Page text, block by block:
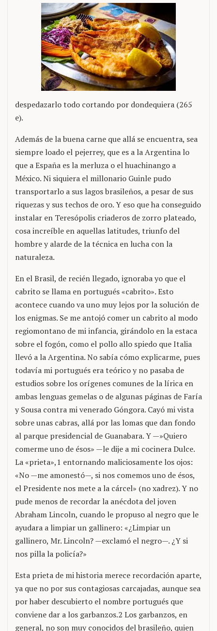
despedazarlo todo cortando por dondequiera (265
e).
Además de la buena carne que allá se encuentra, sea
siempre loado el pejerrey, que es a la Argentina lo
que a España es la merluza o el huachinango a
México. Ni siquiera el millonario Guinle pudo
transportarlo a sus lagos brasileños, a pesar de sus
riquezas y sus techos de oro. Y eso que ha conseguido
instalar en Teresópolis criaderos de zorro plateado,
cosa increíble en aquellas latitudes, triunfo del
hombre y alarde de la técnica en lucha con la
naturaleza.
En el Brasil, de recién llegado, ignoraba yo que el
cabrito se llama en portugués «cabrito». Esto
acontece cuando va uno muy lejos por la solución de
los enigmas. Se me antojó comer un cabrito al modo
regiomontano de mi infancia, girándolo en la estaca
sobre el fogón, como el pollo allo spiedo que Italia
llevó a la Argentina. No sabía cómo explicarme, pues
todavía mi portugués era teórico y no pasaba de
estudios sobre los orígenes comunes de la lírica en
ambas lenguas gemelas o de algunas páginas de Faría
y Sousa contra mi venerado Góngora. Cayó mi vista
sobre unas cabras, allá por las lomas que dan fondo
al parque presidencial de Guanabara. Y —»Quiero
comerme uno de ésos» —le dije a mi cocinera Dulce.
La «prieta»,1 entornando maliciosamente los ojos:
«No —me amonestó—, si nos comemos uno de ésos,
el Presidente nos mete a la cárcel» (no xadrez). Y no
pude menos de recordar la anécdota del joven
Abraham Lincoln, cuando le propuso al negro que le
ayudara a limpiar un gallinero: «¿Limpiar un
gallinero, Mr. Lincoln? —exclamó el negro—. ¿Y si
nos pilla la policía?»
Esta prieta de mi historia merece recordación aparte,
ya que no por sus contagiosas carcajadas, aunque sea
por haber descubierto el nombre portugués que
conviene dar a los garbanzos.2 Los garbanzos, en
general, no son muy conocidos del brasileño, quien